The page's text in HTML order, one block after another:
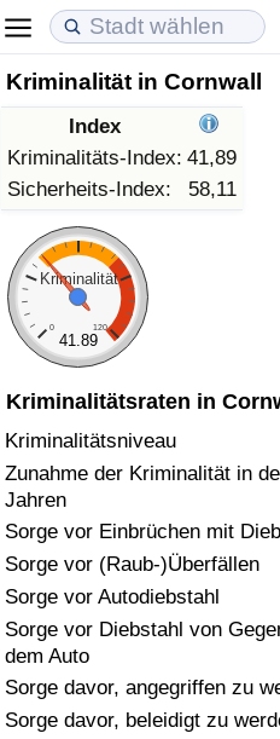
Kriminalität in Cornwall
Index
Kriminalitäts-Index: 41,89
Sicherheits-Index:
58,11
Kriminalität
0 120
41.89
Kriminalitätsraten in
Kriminalitätsniveau
Zunahme der Kriminalität in
Jahren
Sorge vor Einbrüchen mit
Sorge vor (Raub-)Überfällen
Sorge vor Autodiebstahl
Sorge vor Diebstahl von
dem Auto
Sorge davor, angegriffen zu
Sorge davor, beleidigt zu
Lebenshaltungskosten
Lebenshaltungskosten-
Lebenshaltungskosten-Index
Lebenshaltungskosten-Index
in Akaba
Immobilienpreise
Immobilienpreis-Index
Immobilienpreis-Index
Immobilienpreis-Index nach
Lebensqualität
Lebensqualität-Index
Lebensqualität-Index (aktuell)
Lebensqualitätsindex nach
Kriminalität
Kriminalitäts-Index (aktuell)
Kriminalitäts-Index
Kriminalitätsindex nach
Gesundheitsversorgung
Gesundheitsversorgungs-
Gesundheitsversorgungs-